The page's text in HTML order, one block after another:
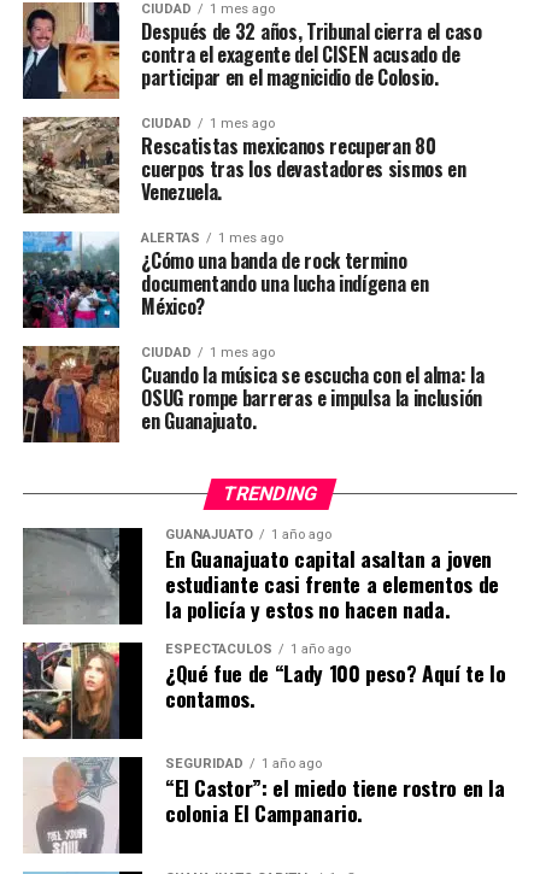
CIUDAD 1 mes ago
Después de 32 años, Tribunal cierra el caso
contra el exagente del CISEN acusado de
participar en el magnicidio de Colosio.
CIUDAD 1 mes ago
Rescatistas mexicanos recuperan 80
cuerpos tras los devastadores sismos en
Venezuela.
ALERTAS 1 mes ago
¿Cómo una banda de rock termino
documentando una lucha indígena en
México?
CIUDAD 1 mes ago
Cuando la música se escucha con el alma: la
OSUG rompe barreras e impulsa la inclusión
en Guanajuato.
TRENDING
GUANAJUATO 1 año ago
En Guanajuato capital asaltan a joven
estudiante casi frente a elementos de
la policía y estos no hacen nada.
ESPECTÁCULOS 1 año ago
¿Qué fue de “Lady 100 peso? Aquí te lo
contamos.
SEGURIDAD 1 año ago
“El Castor”: el miedo tiene rostro en la
colonia El Campanario.